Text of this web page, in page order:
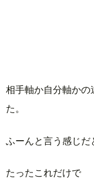
相手軸か自分軸かの
た。
ふーんと言う感じ
たったこれだけで